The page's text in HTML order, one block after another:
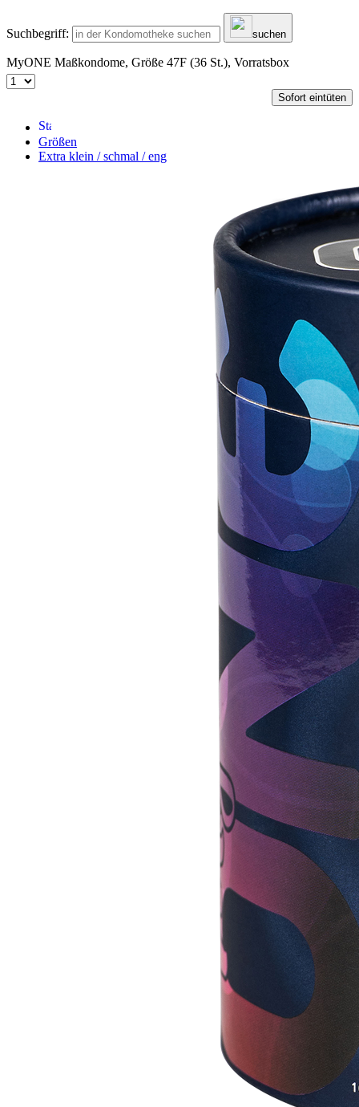
Suchbegriff: suchen
MyONE Maßkondome, Größe 47F (36 St.), Vorratsbox
Sofort eintüten
Größen
Extra klein / schmal / eng